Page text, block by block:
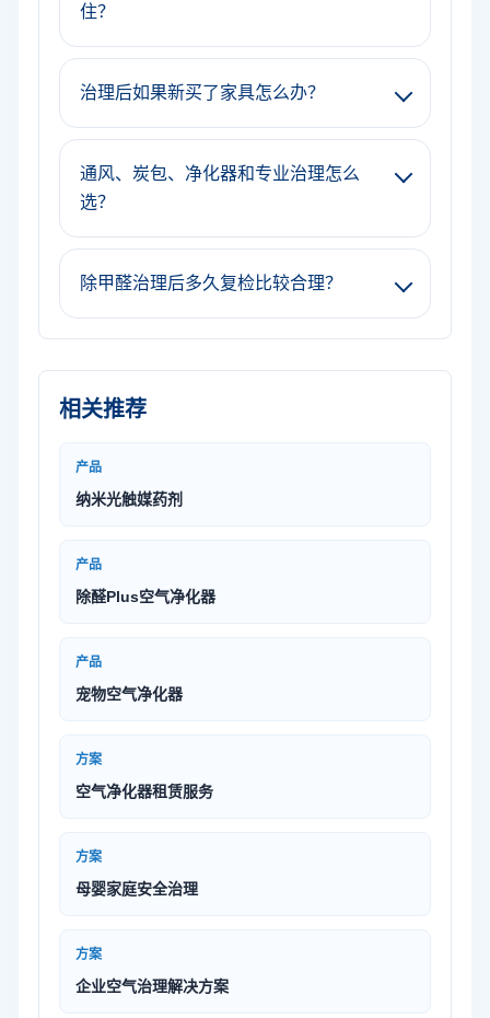
住？
治理后如果新买了家具怎么办？
通风、炭包、净化器和专业治理怎么
选？
除甲醛治理后多久复检比较合理？
相关推荐
产品
纳米光触媒药剂
产品
除醛Plus空气净化器
产品
宠物空气净化器
方案
空气净化器租赁服务
方案
母婴家庭安全治理
方案
企业空气治理解决方案